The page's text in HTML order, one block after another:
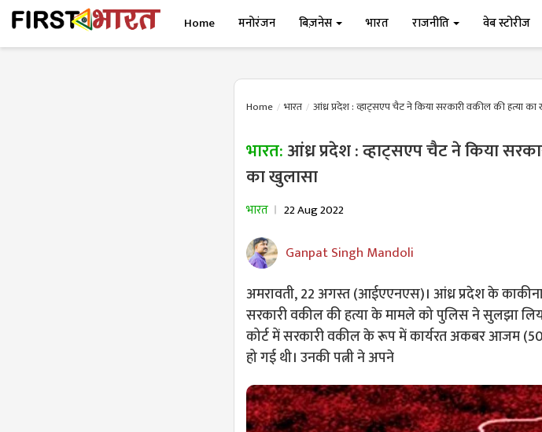
Home मनोरंजन बिज़नेस भारत राजनीति वेब स्टोरीज
Home भारत आंध्र प्रदेश : व्हाट्सएप चैट ने किया सरकारी वकील की हत्या का
भारत:आंध्र प्रदेश : व्हाट्सएप चैट ने किया
का खुलासा
भारत 22 Aug 2022
Ganpat Singh Mandoli
अमरावती, 22 अगस्त (आईएएनएस)। आंध्र प्रदेश के
सरकारी वकील की हत्या के मामले को पुलिस ने सुलझा
कोर्ट में सरकारी वकील के रूप में कार्यरत अकबर आजम
हो गई थी। उनकी पत्नी ने अपने